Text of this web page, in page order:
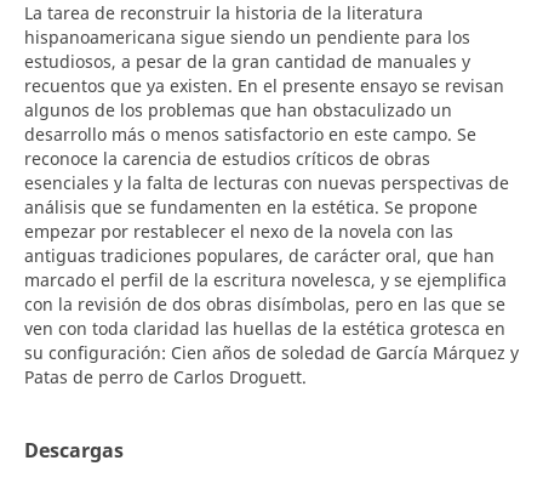
La tarea de reconstruir la historia de la literatura
hispanoamericana sigue siendo un pendiente para los
estudiosos, a pesar de la gran cantidad de manuales y
recuentos que ya existen. En el presente ensayo se revisan
algunos de los problemas que han obstaculizado un
desarrollo más o menos satisfactorio en este campo. Se
reconoce la carencia de estudios críticos de obras
esenciales y la falta de lecturas con nuevas perspectivas de
análisis que se fundamenten en la estética. Se propone
empezar por restablecer el nexo de la novela con las
antiguas tradiciones populares, de carácter oral, que han
marcado el perfil de la escritura novelesca, y se ejemplifica
con la revisión de dos obras disímbolas, pero en las que se
ven con toda claridad las huellas de la estética grotesca en
su configuración: Cien años de soledad de García Márquez y
Patas de perro de Carlos Droguett.
Descargas